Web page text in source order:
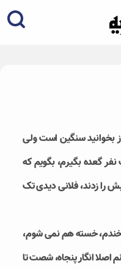
بخوانید سنگین است ولی
گعده بگیرم، بگویم که
را زدند، فلانی دیدی تک
خندم، خسته هم نمی شوم،
اصلا انگار پنجاه، شصت تا